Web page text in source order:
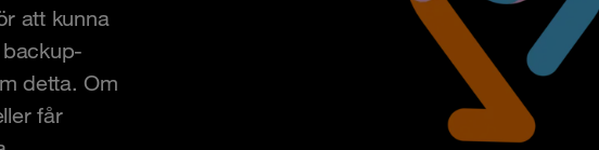
att kunna
detta. Om
får